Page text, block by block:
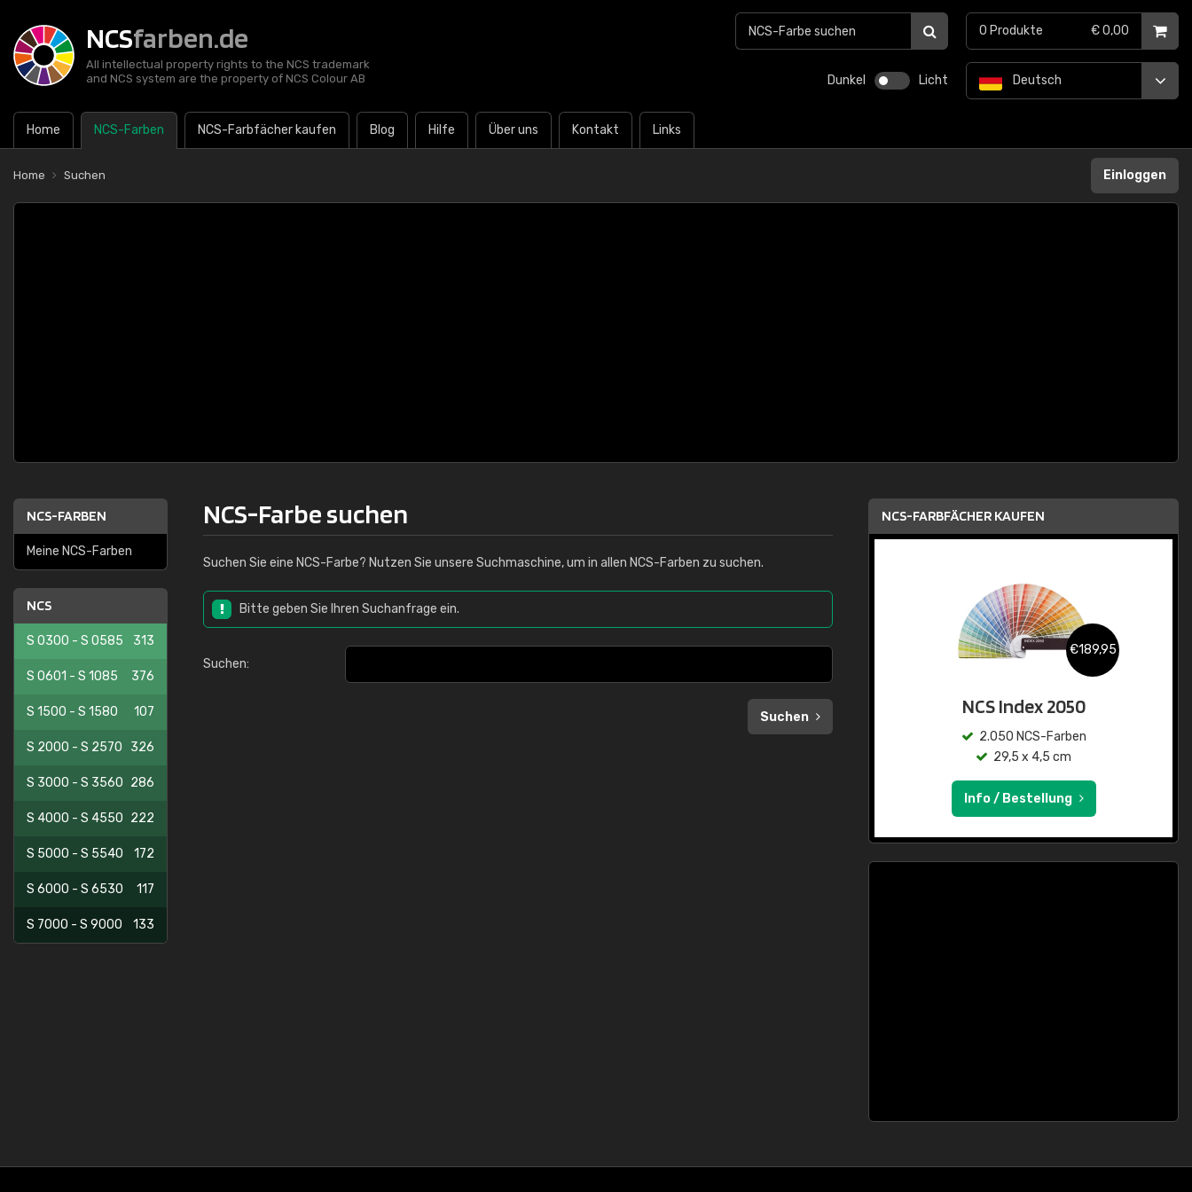
NCSfarben.de
All intellectual property rights to the NCS trademark
and NCS system are the property of NCS Colour AB
Dunkel Licht
Home NCS-Farben NCS-Farbfächer kaufen Blog Hilfe Über uns Kontakt Links
Deutsch
0 Produkte € 0,00
Home Suchen Einloggen
NCS-FARBEN
Meine NCS-Farben
NCS
S 0300 - S 0585 313
S 0601 - S 1085 376
S 1500 - S 1580 107
S 2000 - S 2570 326
S 3000 - S 3560 286
S 4000 - S 4550 222
S 5000 - S 5540 172
S 6000 - S 6530 117
S 7000 - S 9000 133
NCS-Farbe suchen
Suchen Sie eine NCS-Farbe? Nutzen Sie unsere Suchmaschine, um in allen NCS-Farben zu suchen.
Bitte geben Sie Ihren Suchanfrage ein.
Suchen:
Suchen
NCS-FARBFÄCHER KAUFEN
€189,95
NCS Index 2050
2.050 NCS-Farben
29,5 x 4,5 cm
Info / Bestellung